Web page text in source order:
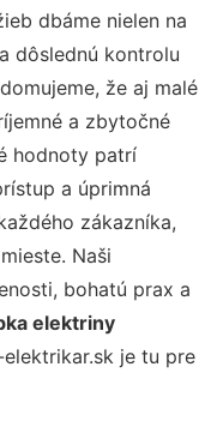
dbáme nielen na
dôslednú kontrolu
že aj malé
a zbytočné
hodnoty patrí
a úprimná
zákazníka,
Naši
bohatú prax a
elektriny
je tu pre